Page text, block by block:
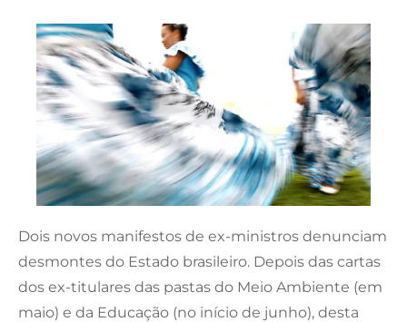
Dois novos manifestos de ex-ministros denunciam
desmontes do Estado brasileiro. Depois das cartas
dos ex-titulares das pastas do Meio Ambiente (em
maio) e da Educação (no início de junho), desta